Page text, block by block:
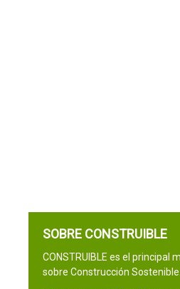
SOBRE CONSTRUIBLE
CONSTRUIBLE es el principal
sobre Construcción Sostenible.